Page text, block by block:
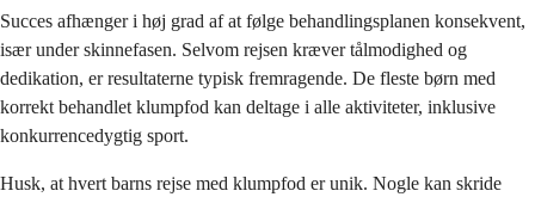
Succes afhænger i høj grad af at følge behandlingsplanen konsekvent,
især under skinnefasen. Selvom rejsen kræver tålmodighed og
dedikation, er resultaterne typisk fremragende. De fleste børn med
korrekt behandlet klumpfod kan deltage i alle aktiviteter, inklusive
konkurrencedygtig sport.
Husk, at hvert barns rejse med klumpfod er unik. Nogle kan skride